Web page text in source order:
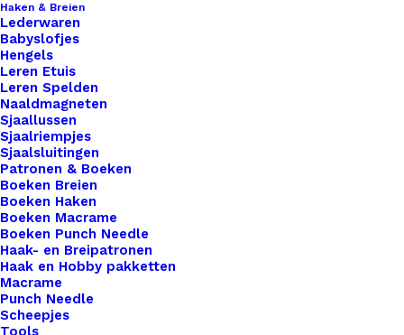
Haken & Breien
Lederwaren
Babyslofjes
Hengels
Leren Etuis
Leren Spelden
Naaldmagneten
Sjaallussen
Sjaalriempjes
Sjaalsluitingen
Patronen & Boeken
Boeken Breien
Boeken Haken
Boeken Macrame
Boeken Punch Needle
Haak- en Breipatronen
Haak en Hobby pakketten
Macrame
Punch Needle
Scheepjes
Tools
€3,50